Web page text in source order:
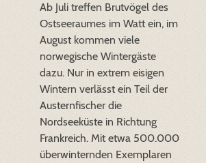
Ab Juli treffen Brutvögel des
Ostseeraumes im Watt ein, im
August kommen viele
norwegische Wintergäste
dazu. Nur in extrem eisigen
Wintern verlässt ein Teil der
Austernfischer die
Nordseeküste in Richtung
Frankreich. Mit etwa 500.000
überwinternden Exemplaren